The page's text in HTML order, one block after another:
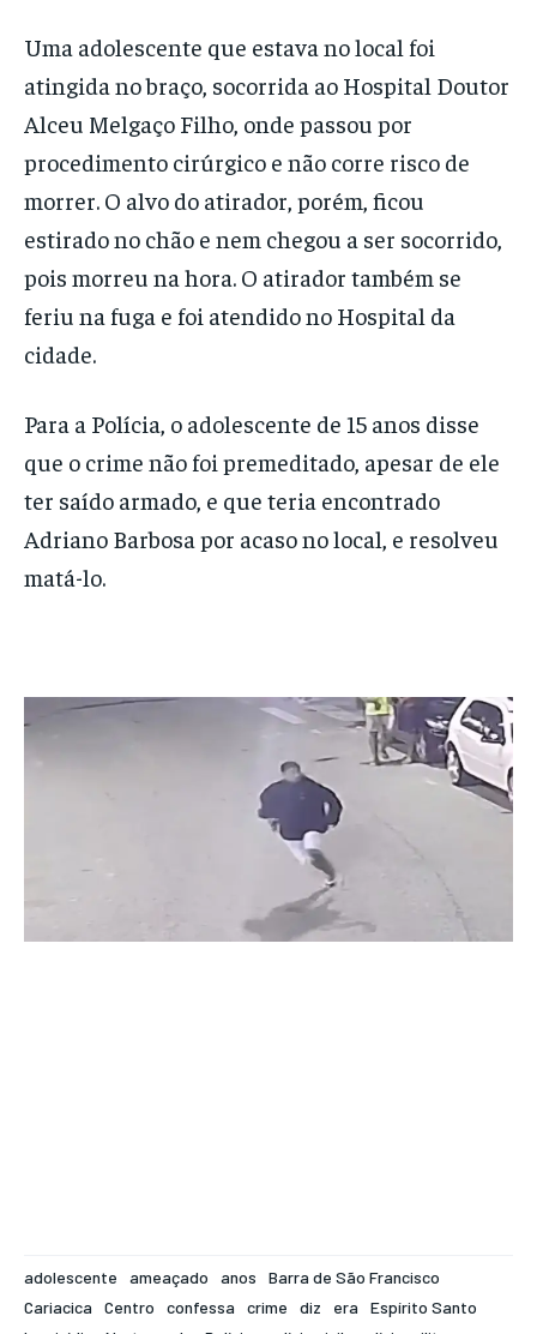
Uma adolescente que estava no local foi
atingida no braço, socorrida ao Hospital Doutor
Alceu Melgaço Filho, onde passou por
procedimento cirúrgico e não corre risco de
morrer. O alvo do atirador, porém, ficou
estirado no chão e nem chegou a ser socorrido,
pois morreu na hora. O atirador também se
feriu na fuga e foi atendido no Hospital da
cidade.
Para a Polícia, o adolescente de 15 anos disse
que o crime não foi premeditado, apesar de ele
ter saído armado, e que teria encontrado
Adriano Barbosa por acaso no local, e resolveu
matá-lo.
adolescente ameaçado anos
Barra de São Francisco
Cariacica
Centro confessa crime diz era
Espírito Santo